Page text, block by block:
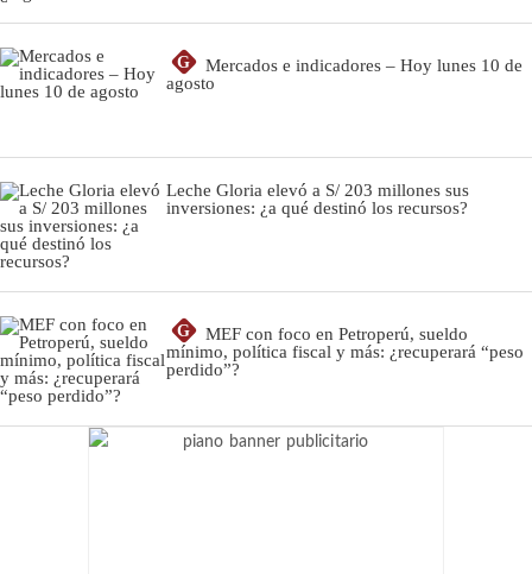
G
Mercados e indicadores – Hoy lunes 10 de
agosto
Leche Gloria elevó a S/ 203 millones sus
inversiones: ¿a qué destinó los recursos?
G
MEF con foco en Petroperú, sueldo
mínimo, política fiscal y más: ¿recuperará “peso
perdido”?